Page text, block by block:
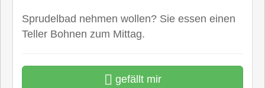
Sprudelbad nehmen wollen? Sie essen einen
Teller Bohnen zum Mittag.
gefällt mir